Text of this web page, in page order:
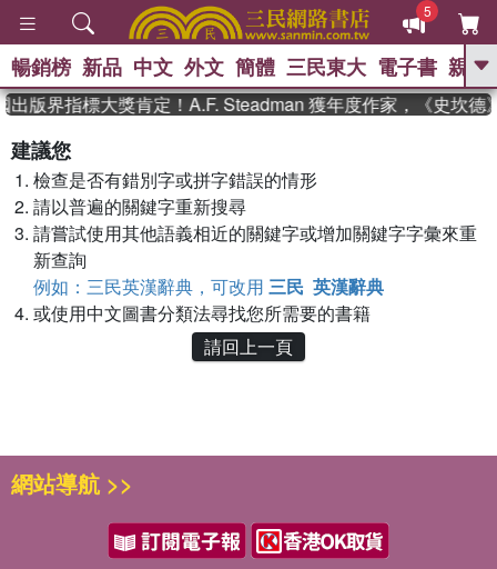
5
GO
史是一群喵 、
獎 臺灣漫遊錄
登輝時代 、 數學女孩：黎曼猜想 、
暢銷榜 新品 中文 外文 簡體 三民東大 電子書 親子
出版界指標大獎肯定！A.F. Steadman 獲年度作家，《史坎德
建議您
檢查是否有錯別字或拼字錯誤的情形
請以普遍的關鍵字重新搜尋
請嘗試使用其他語義相近的關鍵字或增加關鍵字字彙來重
新查詢
例如：三民英漢辭典，可改用 三民 英漢辭典
或使用中文圖書分類法尋找您所需要的書籍
請回上一頁
網站導航 >>